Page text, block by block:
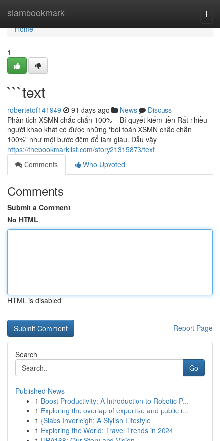
siambookmark
Home
Home
1
```text
robertetof141949 91 days ago News
Discuss
Phân tích XSMN chắc chắn 100% – Bí quyết kiếm tiền Rất nhiều
người khao khát có được những “bói toán XSMN chắc chắn
100%” như một bước đệm để làm giàu. Dẫu vậy
https://thebookmarklist.com/story21315873/text
Comments
Who Upvoted
Comments
Submit a Comment
No HTML
HTML is disabled
Report Page
Search
Go
Published News
1 Boost Productivity: A Introduction to Robotic P...
1 Exploring the overlap of expertise and public i...
1 {Slabs Inverleigh: A Stylish Lifestyle
1 Exploring the World: Travel Trends in 2024